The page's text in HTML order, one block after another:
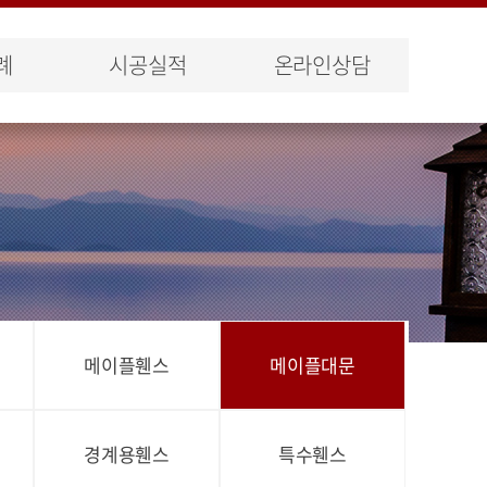
시공실적 온라인상담
메이플휀스 메이플대문
경계용휀스 특수휀스